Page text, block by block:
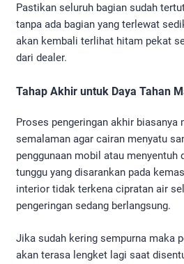
Pastikan seluruh bagian sudah
tanpa ada bagian yang terlewat
akan kembali terlihat hitam pekat
dari dealer.
Tahap Akhir untuk Daya Tahan
Proses pengeringan akhir biasanya
semalaman agar cairan menyatu
penggunaan mobil atau menyentuh
tunggu yang disarankan pada
interior tidak terkena cipratan air
pengeringan sedang berlangsung.
Jika sudah kering sempurna maka
akan terasa lengket lagi saat